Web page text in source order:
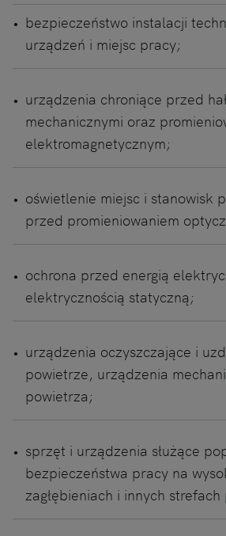
bezpieczeństwo instalacji
urządzeń i miejsc pracy;
urządzenia chroniące przed
mechanicznymi oraz
elektromagnetycznym;
oświetlenie miejsc i stanowisk
przed promieniowaniem
ochrona przed energią
elektrycznością statyczną;
urządzenia oczyszczające i
powietrze, urządzenia
powietrza;
sprzęt i urządzenia służące
bezpieczeństwa pracy na
zagłębieniach i innych strefach